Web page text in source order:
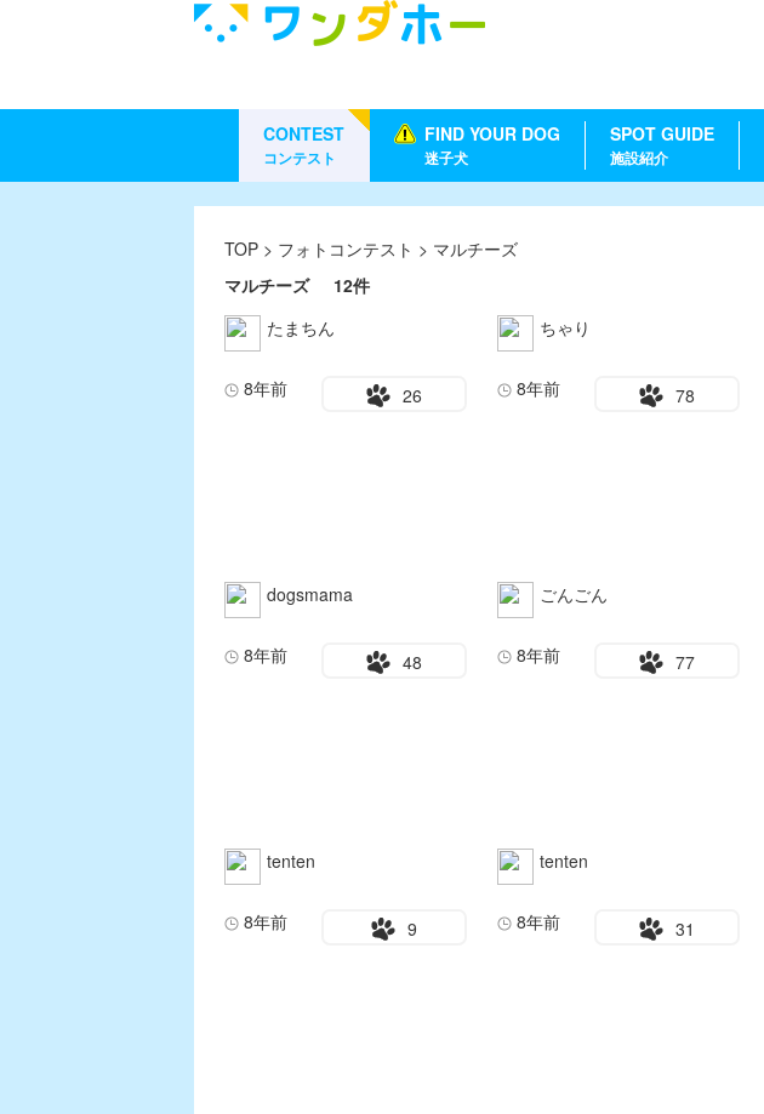
CONTEST
コンテスト
FIND YOUR DOG
迷子犬
SPOT GUIDE
施設紹介
TOP > フォトコンテスト > マルチーズ
マルチーズ
12件
たまちん
8年前 26
ちゃり
8年前 78
dogsmama
8年前 48
ごんごん
8年前 77
tenten
8年前 9
tenten
8年前 31